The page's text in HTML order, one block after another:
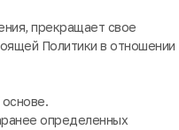
прекращает свое
Политики в отношении
определенных